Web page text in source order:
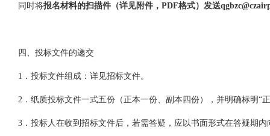
同时将报名材料的扫描件（详见附件， PDF格式）发送
四、投标文件的递交
1．投标文件组成：详见招标文件。
2．纸质投标文件一式五份（正本一份、副本四份） ，并明确标明“
3．投标人在收到招标文件后，若需答疑，应以书面形式在答疑期内